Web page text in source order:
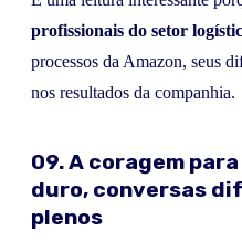
profissionais do setor
processos da Amazon, seus
nos resultados da companhia.
09. A coragem
duro, conversas
plenos